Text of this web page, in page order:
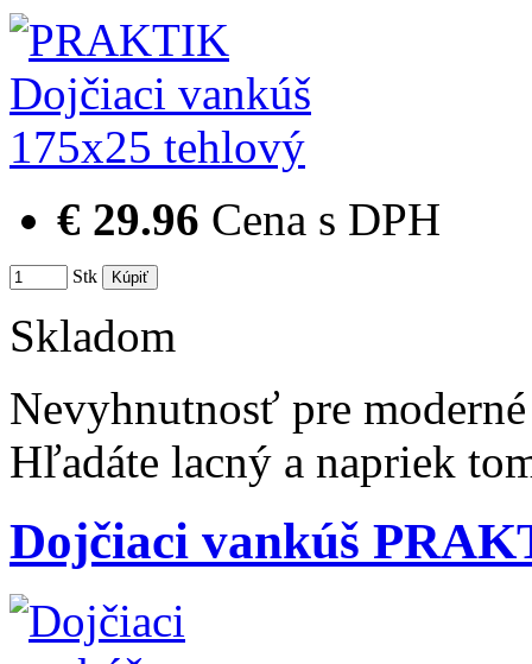
€ 29.96 Cena s DPH
Stk
Skladom
Nevyhnutnosť pre
Hľadáte lacný a napriek
Dojčiaci vankúš